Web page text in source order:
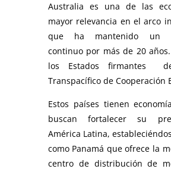
Australia es una de las
mayor relevancia en el arco
que ha mantenido un
continuo por más de 20
los Estados firmantes
Transpacífico de Cooperación
Estos países tienen
buscan fortalecer su
América Latina,
como Panamá que ofrece la
centro de distribución de